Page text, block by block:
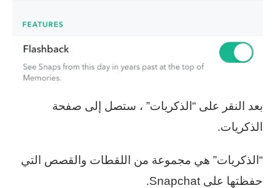
بعد النقر على “الذكريات” ، ستصل إلى صفحة
الذكريات.
“الذكريات” هي مجموعة من اللقطات والقصص التي
حفظتها على Snapchat.